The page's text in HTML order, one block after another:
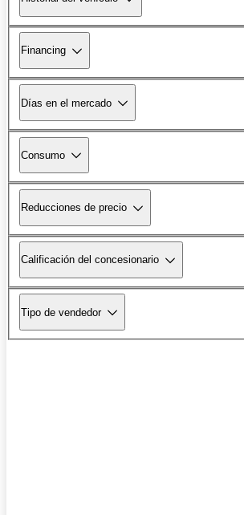
Financing
Días en el mercado
Consumo
Reducciones de precio
Calificación del concesionario
Tipo de vendedor